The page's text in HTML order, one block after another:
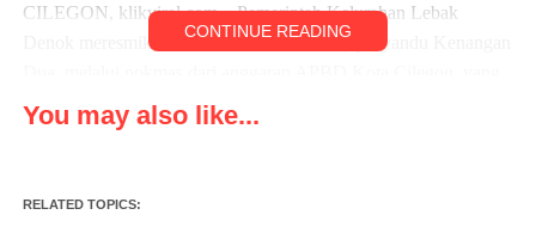
CILEGON, klikviral.com – Pemerintah Kelurahan Lebak
Denok meresmikan fasilitas umum (Fasum) posyandu Kenangan
berlokasi di Lingkungan Perumahan Grant Sutera Cilegon,
Kecamatan Citangkil, Kota Cilegon, Kamis (27/10/2022).
Lurah Lebak Denok, tokoh masyarakat GSC, tokoh agama
CONTINUE READING
You may also like...
RELATED TOPICS: